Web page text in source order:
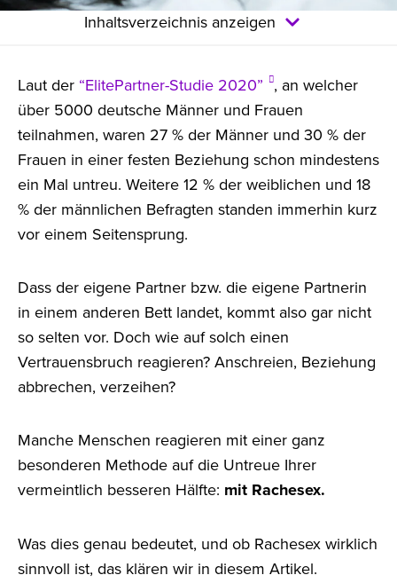
Inhaltsverzeichnis anzeigen
Laut der “ElitePartner-Studie 2020” , an welcher
über 5000 deutsche Männer und Frauen
teilnahmen, waren 27 % der Männer und 30 % der
Frauen in einer festen Beziehung schon mindestens
ein Mal untreu. Weitere 12 % der weiblichen und 18
% der männlichen Befragten standen immerhin kurz
vor einem Seitensprung.
Dass der eigene Partner bzw. die eigene Partnerin
in einem anderen Bett landet, kommt also gar nicht
so selten vor. Doch wie auf solch einen
Vertrauensbruch reagieren? Anschreien, Beziehung
abbrechen, verzeihen?
Manche Menschen reagieren mit einer ganz
besonderen Methode auf die Untreue Ihrer
vermeintlich besseren Hälfte: mit Rachesex.
Was dies genau bedeutet, und ob Rachesex wirklich
sinnvoll ist, das klären wir in diesem Artikel.